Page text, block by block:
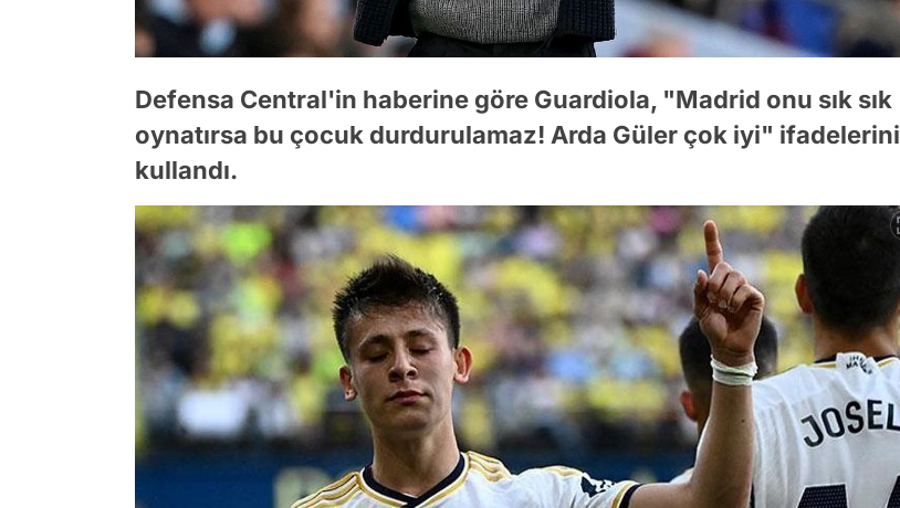
Defensa Central'in haberine göre Guardiola, "Madrid onu sık sık
oynatırsa bu çocuk durdurulamaz! Arda Güler çok iyi" ifadelerini
kullandı.